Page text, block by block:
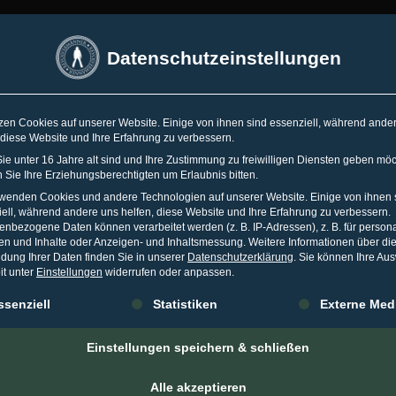
•ESSEN•TORONTO
KARRIERE MEDIA WISSEN
bekämpfen
2019INPRESSEARCHIV
bekämpfen. Das hat sich auch Lena Meyer-
eines provozierenden Postings ein Statement. Auf
Datenschutzeinstellungen
Cookies auf unserer Website. Einige von ihnen sind essenziell, während
Website und Ihre Erfahrung zu verbessern.
unter 16 Jahre alt sind und Ihre Zustimmung zu freiwilligen Diensten geben
Sie Ihre Erziehungsberechtigten um Erlaubnis bitten.
Cookies und andere Technologien auf unserer Website. Einige von ihnen
während andere uns helfen, diese Website und Ihre Erfahrung zu verbessern.
Daten können verarbeitet werden (z. B. IP-Adressen), z. B. für
und Inhalte oder Anzeigen- und Inhaltsmessung. Weitere Informationen über die
Ihrer Daten finden Sie in unserer Datenschutzerklärung. Sie können Ihre
unter Einstellungen widerrufen oder anpassen.
eine Liste der Service-Gruppen, für die eine Einwilligung erteilt
Statistiken Externe
Einstellungen speichern & schließen
Alle akzeptieren